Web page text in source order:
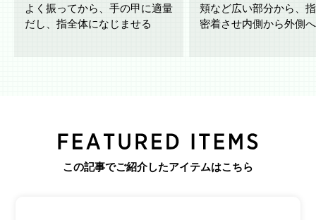
よく振ってから、手の甲に適量
だし、指全体になじませる
頬など広い部分から、
密着させ内側から外側
この記事でご紹介したアイテムはこちら